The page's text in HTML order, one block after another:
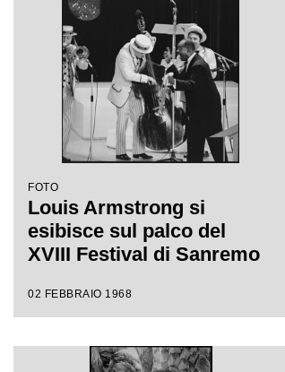
FOTO
Louis Armstrong si
esibisce sul palco del
XVIII Festival di Sanremo
02 FEBBRAIO 1968